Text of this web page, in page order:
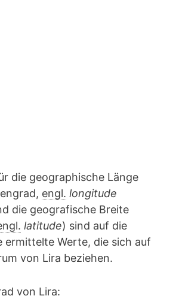
die geographische Länge
engl. longitude
die geografische Breite
latitude) sind auf die
ermittelte Werte, die sich auf
von Lira beziehen.
von Lira: